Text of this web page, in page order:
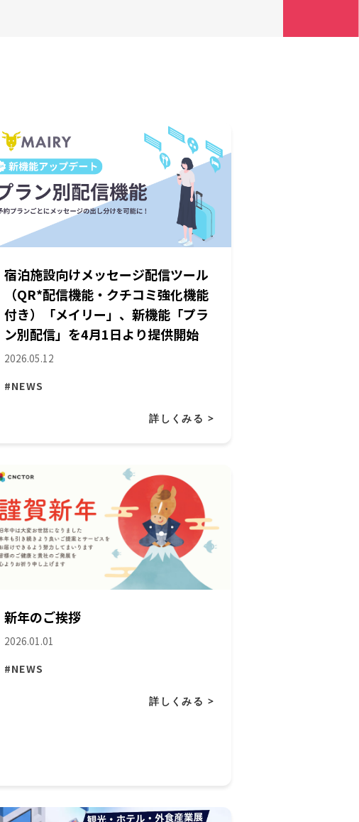
宿泊施設向けメッセージ配信ツール
（QR*配信機能・クチコミ強化機能
付き）「メイリー」、新機能「プラ
ン別配信」を4月1日より提供開始
2026.05.12
#NEWS
詳しくみる >
新年のご挨拶
2026.01.01
#NEWS
詳しくみる >